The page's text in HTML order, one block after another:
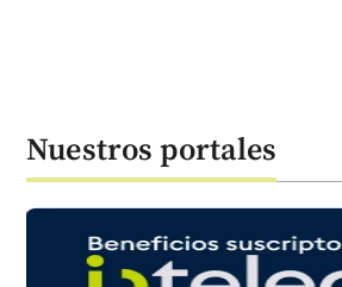
Nuestros portales